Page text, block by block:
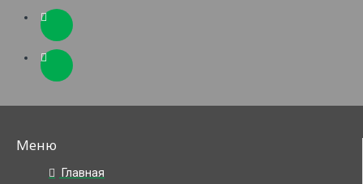
Меню
Главная